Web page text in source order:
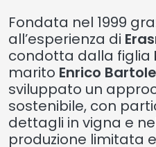
Fondata nel 1999
all’esperienza di
condotta dalla figlia
marito Enrico
sviluppato un
sostenibile, con
dettagli in vigna e
produzione limitata